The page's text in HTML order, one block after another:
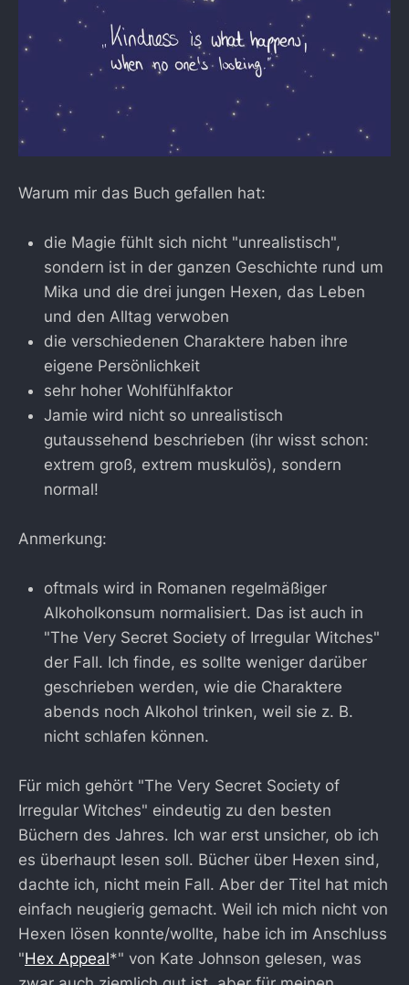
Warum mir das Buch gefallen hat:
die Magie fühlt sich nicht "unrealistisch",
sondern ist in der ganzen Geschichte rund um
Mika und die drei jungen Hexen, das Leben
und den Alltag verwoben
die verschiedenen Charaktere haben ihre
eigene Persönlichkeit
sehr hoher Wohlfühlfaktor
Jamie wird nicht so unrealistisch
gutaussehend beschrieben (ihr wisst schon:
extrem groß, extrem muskulös), sondern
normal!
Anmerkung:
oftmals wird in Romanen regelmäßiger
Alkoholkonsum normalisiert. Das ist auch in
"The Very Secret Society of Irregular Witches"
der Fall. Ich finde, es sollte weniger darüber
geschrieben werden, wie die Charaktere
abends noch Alkohol trinken, weil sie z. B.
nicht schlafen können.
Für mich gehört "The Very Secret Society of
Irregular Witches" eindeutig zu den besten
Büchern des Jahres. Ich war erst unsicher, ob ich
es überhaupt lesen soll. Bücher über Hexen sind,
dachte ich, nicht mein Fall. Aber der Titel hat mich
einfach neugierig gemacht. Weil ich mich nicht von
Hexen lösen konnte/wollte, habe ich im Anschluss
"Hex Appeal*" von Kate Johnson gelesen, was